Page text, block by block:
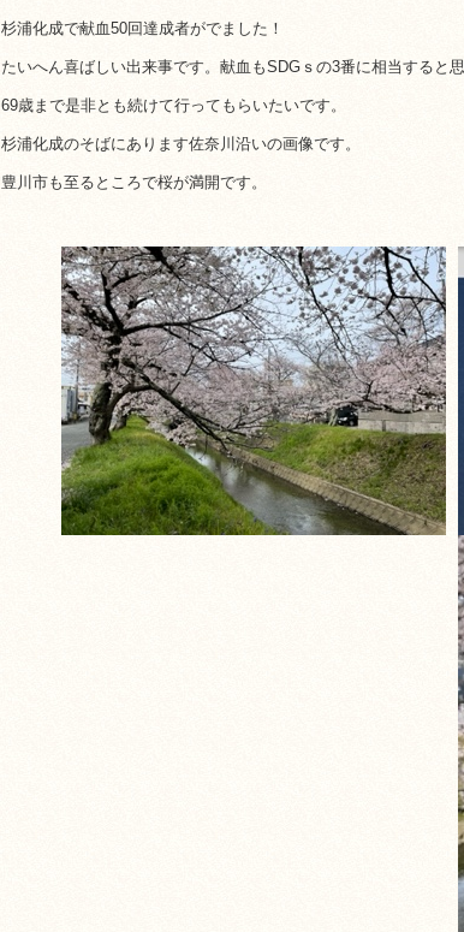
杉浦化成で献血50回達成者がでました！
たいへん喜ばしい出来事です。献血もSDGｓの3番に相当すると思
69歳まで是非とも続けて行ってもらいたいです。
杉浦化成のそばにあります佐奈川沿いの画像です。
豊川市も至るところで桜が満開です。